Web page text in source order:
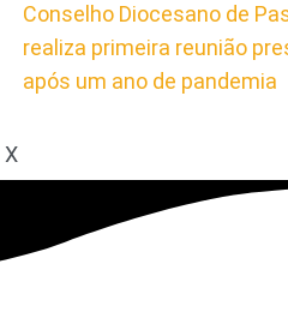
Conselho Diocesano de
realiza primeira reunião
após um ano de pandemia
X